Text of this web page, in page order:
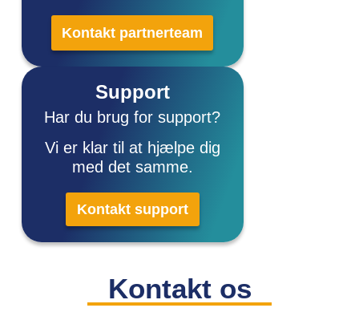
Kontakt partnerteam
Support
Har du brug for support?
Vi er klar til at hjælpe dig
med det samme.
Kontakt support
Kontakt os